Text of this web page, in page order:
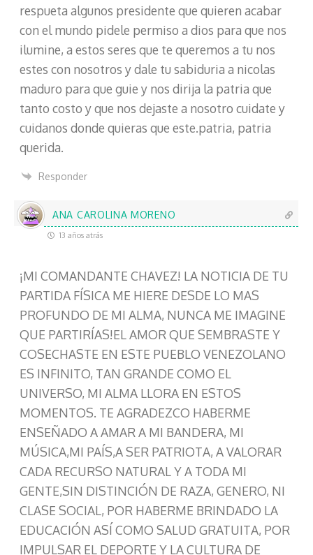
respueta algunos presidente que quieren acabar
con el mundo pidele permiso a dios para que nos
ilumine, a estos seres que te queremos a tu nos
estes con nosotros y dale tu sabiduria a nicolas
maduro para que guie y nos dirija la patria que
tanto costo y que nos dejaste a nosotro cuidate y
cuidanos donde quieras que este.patria, patria
querida.
Responder
ANA CAROLINA MORENO
13 años atrás
¡MI COMANDANTE CHAVEZ! LA NOTICIA DE TU
PARTIDA FÍSICA ME HIERE DESDE LO MAS
PROFUNDO DE MI ALMA, NUNCA ME IMAGINE
QUE PARTIRÍAS!EL AMOR QUE SEMBRASTE Y
COSECHASTE EN ESTE PUEBLO VENEZOLANO
ES INFINITO, TAN GRANDE COMO EL
UNIVERSO, MI ALMA LLORA EN ESTOS
MOMENTOS. TE AGRADEZCO HABERME
ENSEÑADO A AMAR A MI BANDERA, MI
MÚSICA,MI PAÍS,A SER PATRIOTA, A VALORAR
CADA RECURSO NATURAL Y A TODA MI
GENTE,SIN DISTINCIÓN DE RAZA, GENERO, NI
CLASE SOCIAL, POR HABERME BRINDADO LA
EDUCACIÓN ASÍ COMO SALUD GRATUITA, POR
IMPULSAR EL DEPORTE Y LA CULTURA DE